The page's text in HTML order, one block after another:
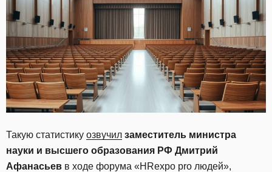
Такую статистику озвучил заместитель министра
науки и высшего образования РФ Дмитрий
Афанасьев в ходе форума «HRexpo pro людей»,